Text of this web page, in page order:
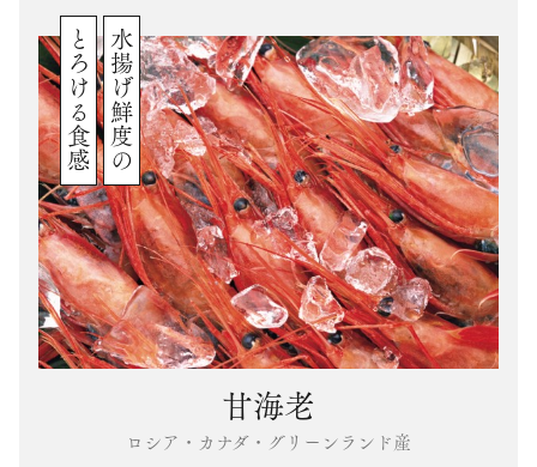
水揚げ鮮度の
とろける食感
甘海老
ロシア・カナダ・グリーンランド産